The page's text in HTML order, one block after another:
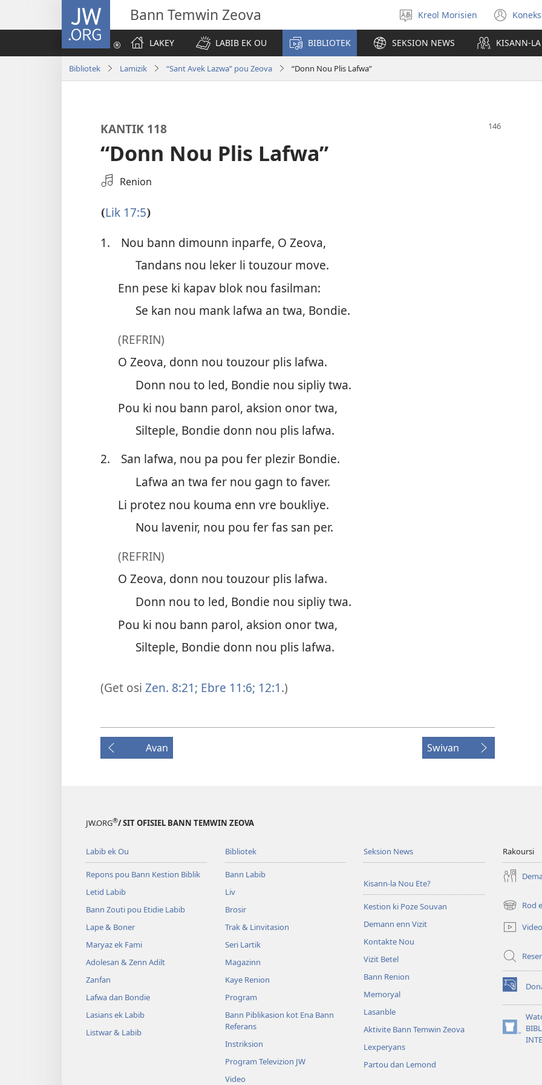
JW.ORG Bann Temwin Zeova
Swazir
lang
Kreol Morisien
enn
tab)
LAKEY
LABIB EK OU BIBLIOTEK SEKSION NEWS KISANN-
Bibliotek Lamizik “Sant Avek Lazwa” pou Zeova “Donn Nou Plis Lafwa”
KANTIK 118
“Donn Nou Plis Lafwa”
Swazir
lanrezistreman
Renion
(Lik 17:5)
1.
Nou bann dimounn inparfe, O Zeova,
Tandans nou leker li touzour move.
Enn pese ki kapav blok nou fasilman:
Se kan nou mank lafwa an twa, Bondie.
(REFRIN)
O Zeova, donn nou touzour plis lafwa.
Donn nou to led, Bondie nou sipliy twa.
Pou ki nou bann parol, aksion onor twa,
Silteple, Bondie donn nou plis lafwa.
2.
San lafwa, nou pa pou fer plezir Bondie.
Lafwa an twa fer nou gagn to faver.
Li protez nou kouma enn vre boukliye.
Nou lavenir, nou pou fer fas san per.
(REFRIN)
O Zeova, donn nou touzour plis lafwa.
Donn nou to led, Bondie nou sipliy twa.
Pou ki nou bann parol, aksion onor twa,
Silteple, Bondie donn nou plis lafwa.
(Get osi Zen. 8:21; Ebre 11:6; 12:1.)
Avan Swivan
JW.ORG®/ SIT OFISIEL BANN TEMWIN ZEOVA
Labib ek Ou
Repons pou Bann Kestion Biblik
Letid Labib
Bann Zouti pou Etidie Labib
Lape & Boner
Maryaz ek Fami
Adolesan & Zenn Adilt
Zanfan
Lafwa dan Bondie
Lasians ek Labib
Listwar & Labib
Bibliotek
Bann Labib
Liv
Brosir
Trak & Linvitasion
Seri Lartik
Magazinn
Kaye Renion
Program
Bann Piblikasion kot Ena Bann
Referans
Instriksion
Program Televizion JW
Video
Seksion News
Kisann-la Nou Ete?
Kestion ki Poze Souvan
Demann enn Vizit
Kontakte Nou
Vizit Betel
Bann Renion
Memoryal
Lasanble
Aktivite Bann Temwin Zeova
Lexperyans
Partou dan Lemond
Rakoursi
Rod
(ouver
enn
nouvo
Video
(ouver
enn
nouvo
tab)
(ouver